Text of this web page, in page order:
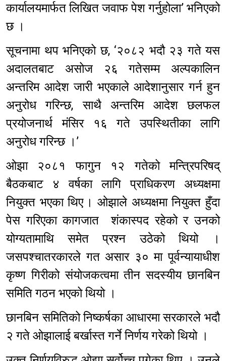
कार्यालयमार्फत लिखित जवाफ पेश गर्नुहोला’ भनिएको
छ ।
सूचनामा थप भनिएको छ, ‘२०८२ भदौ २३ गते यस
अदालतबाट असोज २६ गतेसम्म अल्पकालिन
अन्तरिम आदेश जारी भएकाले आदेशानुसार गर्न हुन
अनुरोध गरिन्छ, साथै अन्तरिम आदेश छलफल
प्रयोजनार्थ मंसिर १६ गते उपस्थितीका लागि
अनुरोध गरिन्छ ।’
ओझा २०८१ फागुन १२ गतेको मन्त्रिपरिषद्
बैठकबाट ४ वर्षका लागि प्राधिकरण अध्यक्षमा
नियुक्त भएका थिए । ओझाले अध्यक्षमा नियुक्त हुँदा
पेस गरिएका कागजात शंकास्पद रहेको र उनको
योग्यतामाथि समेत प्रश्न उठेको थियो ।
जसपश्चातरकारले गत असार ३० मा पूर्वन्यायाधीश
कृष्ण गिरीको संयोजकत्वमा तीन सदस्यीय छानबिन
समिति गठन भएको थियो ।
छानबिन समितिको निष्कर्षका आधारमा सरकारले भदौ
२ गते ओझालाई बर्खास्त गर्ने निर्णय गरेको थियो ।